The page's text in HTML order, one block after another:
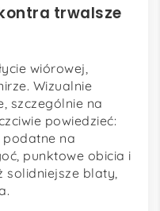
trwalsze
wiórowej,
Wizualnie
szczególnie na
powiedzieć:
na
punktowe obicia i
solidniejsze blaty,